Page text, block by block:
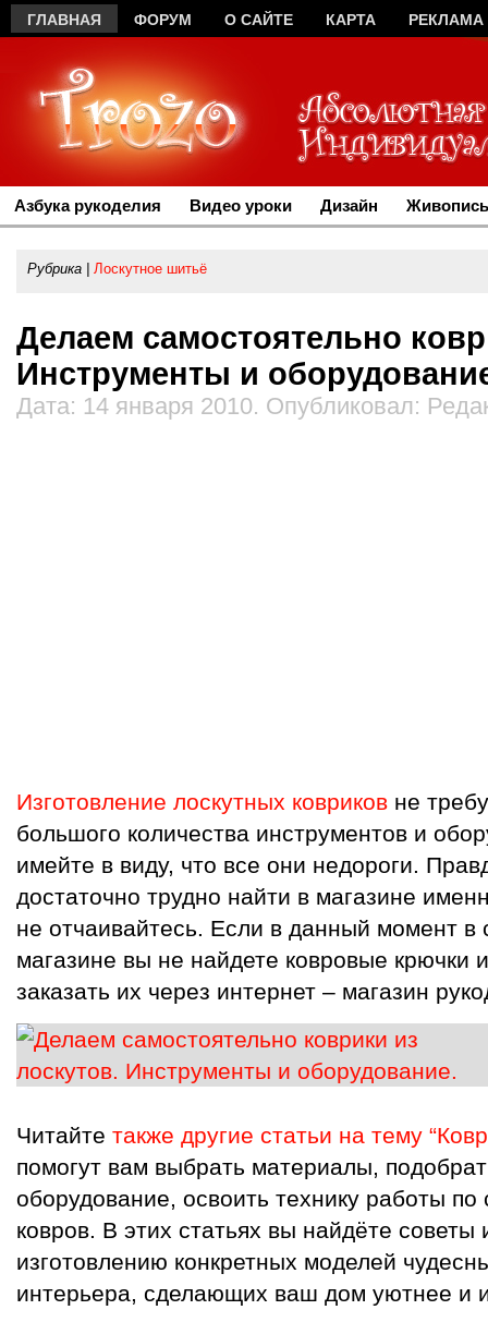
ГЛАВНАЯ ФОРУМ О САЙТЕ КАРТА РЕКЛАМА
Азбука рукоделия Видео уроки Дизайн
Рубрика | Лоскутное шитьё
Делаем самостоятельно
Инструменты и
Дата: 14 января 2010. Опубликовал:
Изготовление лоскутных ковриков не
большого количества инструментов и
имейте в виду, что все они недороги.
достаточно трудно найти в магазине
не отчаивайтесь. Если в данный момент в
магазине вы не найдете ковровые крючки
заказать их через интернет – магазин
Читайте также другие статьи на тему
помогут вам выбрать материалы,
оборудование, освоить технику работы
ковров. В этих статьях вы найдёте
изготовлению конкретных моделей
интерьера, сделающих ваш дом уютнее и